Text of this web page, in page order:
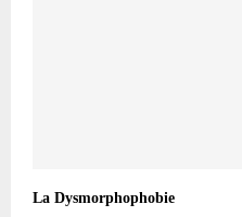
La Dysmorphophobie